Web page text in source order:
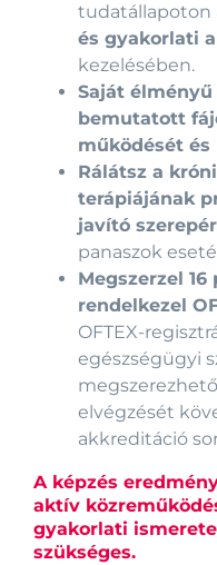
tudatállapoton
és gyakorlati
kezelésében.
Saját
bemutatott
működését
Rálátsz a
terápiájának
javító
panaszok
Megszerzel
rendelkezel
OFTEX-
egészségügyi
elvégzését
akkreditáció
A képzés
aktív
gyakorlati
szükséges.